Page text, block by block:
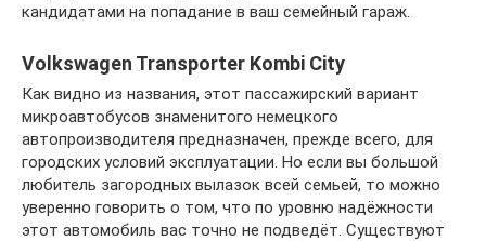
кандидатами на попадание в ваш семейный гараж.
Volkswagen Transporter Kombi City
Как видно из названия, этот пассажирский вариант
микроавтобусов знаменитого немецкого
автопроизводителя предназначен, прежде всего, для
городских условий эксплуатации. Но если вы большой
любитель загородных вылазок всей семьей, то можно
уверенно говорить о том, что по уровню надёжности
этот автомобиль вас точно не подведёт. Существуют